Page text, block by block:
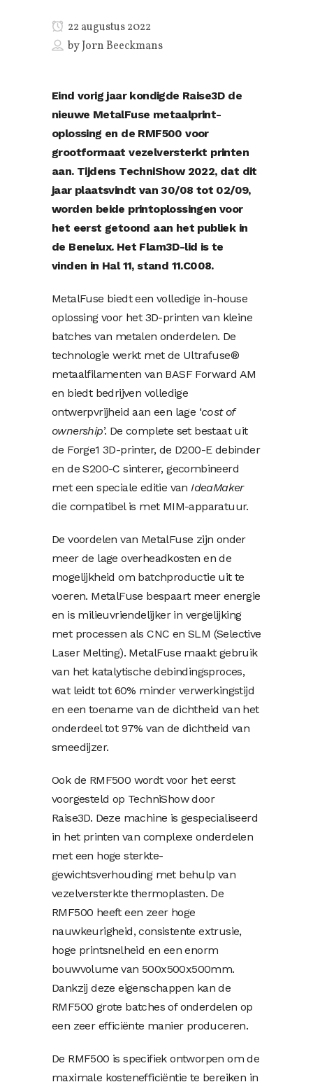
22 augustus 2022
byJorn Beeckmans
Eind vorig jaar kondigde Raise3D de
nieuwe MetalFuse metaalprint-
oplossing en de RMF500 voor
grootformaat vezelversterkt printen
aan. Tijdens TechniShow 2022, dat dit
jaar plaatsvindt van 30/08 tot 02/09,
worden beide printoplossingen voor
het eerst getoond aan het publiek in
de Benelux. Het Flam3D-lid is te
vinden in Hal 11, stand 11.C008.
MetalFuse biedt een volledige in-house
oplossing voor het 3D-printen van kleine
batches van metalen onderdelen. De
technologie werkt met de Ultrafuse®
metaalfilamenten van BASF Forward AM
en biedt bedrijven volledige
ontwerpvrijheid aan een lage ‘cost of
ownership’. De complete set bestaat uit
de Forge1 3D-printer, de D200-E debinder
en de S200-C sinterer, gecombineerd
met een speciale editie vanIdeaMaker
die compatibel is met MIM-apparatuur.
De voordelen van MetalFuse zijn onder
meer de lage overheadkosten en de
mogelijkheid om batchproductie uit te
voeren. MetalFuse bespaart meer energie
en is milieuvriendelijker in vergelijking
met processen als CNC en SLM (Selective
Laser Melting). MetalFuse maakt gebruik
van het katalytische debindingsproces,
wat leidt tot 60% minder verwerkingstijd
en een toename van de dichtheid van het
onderdeel tot 97% van de dichtheid van
smeedijzer.
Ook de RMF500 wordt voor het eerst
voorgesteld op TechniShow door
Raise3D. Deze machine is gespecialiseerd
in het printen van complexe onderdelen
met een hoge sterkte-
gewichtsverhouding met behulp van
vezelversterkte thermoplasten. De
RMF500 heeft een zeer hoge
nauwkeurigheid, consistente extrusie,
hoge printsnelheid en een enorm
bouwvolume van 500x500x500mm.
Dankzij deze eigenschappen kan de
RMF500 grote batches of onderdelen op
een zeer efficiënte manier produceren.
De RMF500 is specifiek ontworpen om de
maximale kostenefficiëntie te bereiken in